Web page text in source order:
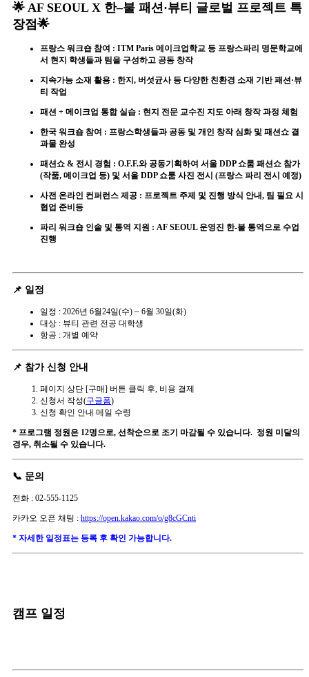
🌟 AF SEOUL X 한–불 패션·뷰티 글로벌 프로젝트 특
장점🌟
프랑스 워크숍 참여 : ITM Paris 메이크업학교 등 프랑스파리 명문학교에
서 현지 학생들과 팀을 구성하고 공동 창작
지속가능 소재 활용 : 한지, 버섯균사 등 다양한 친환경 소재 기반 패션·뷰
티 작업
패션 + 메이크업 통합 실습 : 현지 전문 교수진 지도 아래 창작 과정 체험
한국 워크숍 참여 : 프랑스학생들과 공동 및 개인 창작 심화 및 패션쇼 결
과물 완성
패션쇼 & 전시 경험 : O.F.F.와 공동기획하여 서울 DDP 쇼룸 패션쇼 참가
(작품, 메이크업 등) 및 서울 DDP 쇼룸 사진 전시 (프랑스 파리 전시 예정)
사전 온라인 컨퍼런스 제공 : 프로젝트 주제 및 진행 방식 안내, 팀 필요 시
협업 준비등
파리 워크숍 인솔 및 통역 지원 : AF SEOUL 운영진 한-불 통역으로 수업
진행
📌 일정
일정 : 2026년 6월24일(수) ~ 6월 30일(화)
대상 : 뷰티 관련 전공 대학생
항공 : 개별 예약
📌 참가 신청 안내
페이지 상단 [구매] 버튼 클릭 후, 비용 결제
신청서 작성(구글폼)
신청 확인 안내 메일 수령
* 프로그램 정원은 12명으로, 선착순으로 조기 마감될 수 있습니다. 정원 미달의
경우, 취소될 수 있습니다.
📞 문의
전화 : 02-555-1125
카카오 오픈 채팅 : https://open.kakao.com/o/g8cGCnti
* 자세한 일정표는 등록 후 확인 가능합니다.
캠프 일정